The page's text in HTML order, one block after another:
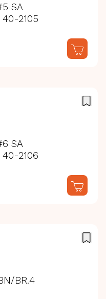
SA
40-2105
SA
40-2106
BR.4